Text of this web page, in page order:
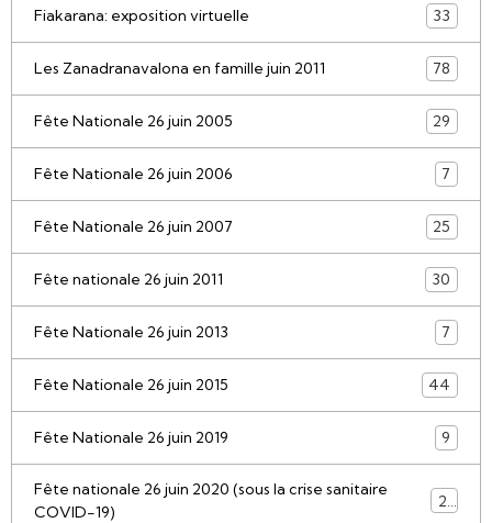
Fiakarana: exposition virtuelle 33
Les Zanadranavalona en famille juin 2011 78
Fête Nationale 26 juin 2005 29
Fête Nationale 26 juin 2006 7
Fête Nationale 26 juin 2007 25
Fête nationale 26 juin 2011 30
Fête Nationale 26 juin 2013 7
Fête Nationale 26 juin 2015 44
Fête Nationale 26 juin 2019 9
Fête nationale 26 juin 2020 (sous la crise sanitaire
COVID-19)
21